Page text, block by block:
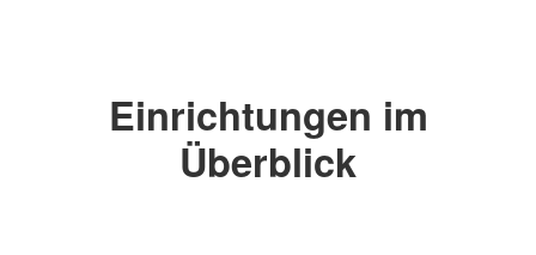
Einrichtungen im
Überblick